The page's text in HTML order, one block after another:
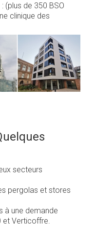
(plus de 350 BSO
clinique des
secteurs
pergolas et stores
à une demande
et Verticoffre.